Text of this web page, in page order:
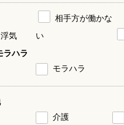
気
相手方が働かな
い
ラハラ
モラハラ
介護